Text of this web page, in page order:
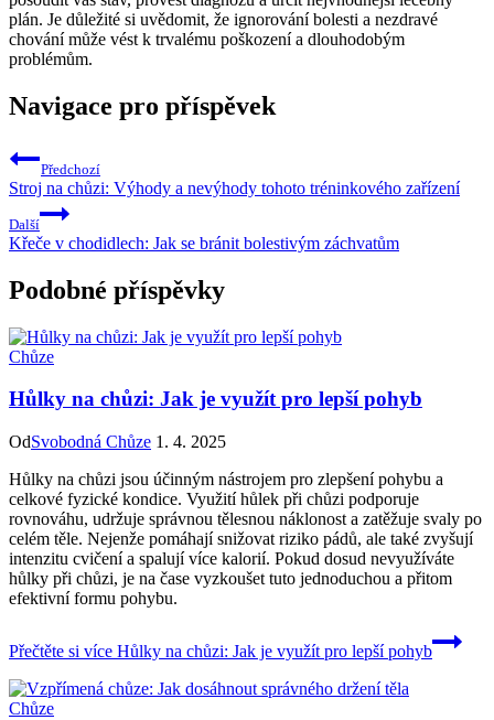
plán. Je důležité si uvědomit, že ignorování bolesti a nezdravé
chování může vést k trvalému poškození a dlouhodobým
problémům.
Navigace pro příspěvek
Předchozí
Stroj na chůzi: Výhody a nevýhody tohoto tréninkového zařízení
Další
Křeče v chodidlech: Jak se bránit bolestivým záchvatům
Podobné příspěvky
Chůze
Hůlky na chůzi: Jak je využít pro lepší pohyb
OdSvobodná Chůze 1. 4. 2025
Hůlky na chůzi jsou účinným nástrojem pro zlepšení pohybu a
celkové fyzické kondice. Využití hůlek při chůzi podporuje
rovnováhu, udržuje správnou tělesnou náklonost a zatěžuje svaly po
celém těle. Nejenže pomáhají snižovat riziko pádů, ale také zvyšují
intenzitu cvičení a spalují více kalorií. Pokud dosud nevyužíváte
hůlky při chůzi, je na čase vyzkoušet tuto jednoduchou a přitom
efektivní formu pohybu.
Přečtěte si více Hůlky na chůzi: Jak je využít pro lepší pohyb
Chůze